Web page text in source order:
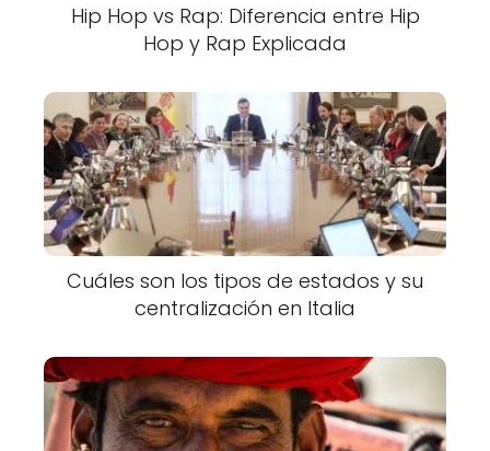
Hip Hop vs Rap: Diferencia entre Hip
Hop y Rap Explicada
Cuáles son los tipos de estados y su
centralización en Italia